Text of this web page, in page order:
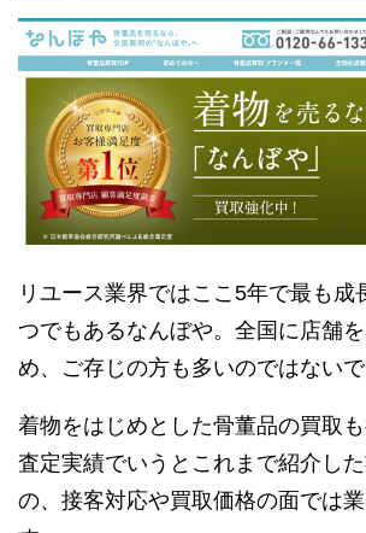
リユース業界ではここ5年で最も成
つでもあるなんぼや。全国に店舗
め、ご存じの方も多いのではないで
着物をはじめとした骨董品の買取も
査定実績でいうとこれまで紹介し
の、接客対応や買取価格の面では